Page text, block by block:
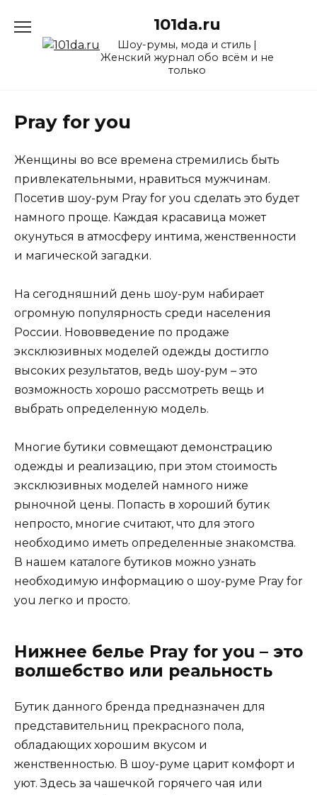
содержанию
101da.ru
Шоу-румы, мода и стиль |
Женский журнал обо всём и не
только
Pray for you
Женщины во все времена стремились быть
привлекательными, нравиться мужчинам.
Посетив шоу-рум Pray for you сделать это будет
намного проще. Каждая красавица может
окунуться в атмосферу интима, женственности
и магической загадки.
На сегодняшний день шоу-рум набирает
огромную популярность среди населения
России. Нововведение по продаже
эксклюзивных моделей одежды достигло
высоких результатов, ведь шоу-рум – это
возможность хорошо рассмотреть вещь и
выбрать определенную модель.
Многие бутики совмещают демонстрацию
одежды и реализацию, при этом стоимость
эксклюзивных моделей намного ниже
рыночной цены. Попасть в хороший бутик
непросто, многие считают, что для этого
необходимо иметь определенные знакомства.
В нашем каталоге бутиков можно узнать
необходимую информацию о шоу-руме Pray for
you легко и просто.
Нижнее белье Pray for you – это
волшебство или реальность
Бутик данного бренда предназначен для
представительниц прекрасного пола,
обладающих хорошим вкусом и
женственностью. В шоу-руме царит комфорт и
уют. Здесь за чашечкой горячего чая или